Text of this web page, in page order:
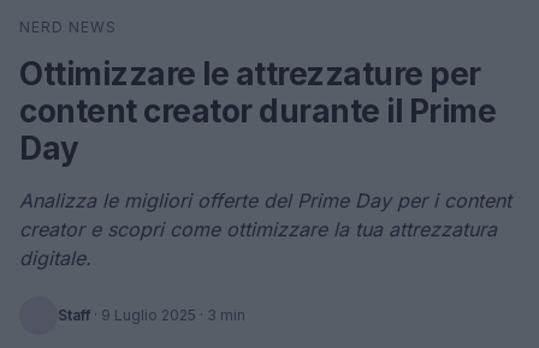
Cerca
NERD NEWS
Ottimizzare le attrezzature per
content creator durante il Prime
Day
Analizza le migliori offerte del Prime Day per i content
creator e scopri come ottimizzare la tua attrezzatura
digitale.
Staff · 9 Luglio 2025 · 3 min